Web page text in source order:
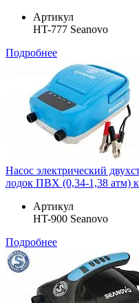
Артикул
HT-777 Seanovo
Подробнее
Насос электрический
лодок ПВХ (0,34-1,38 атм)
Артикул
HT-900 Seanovo
Подробнее